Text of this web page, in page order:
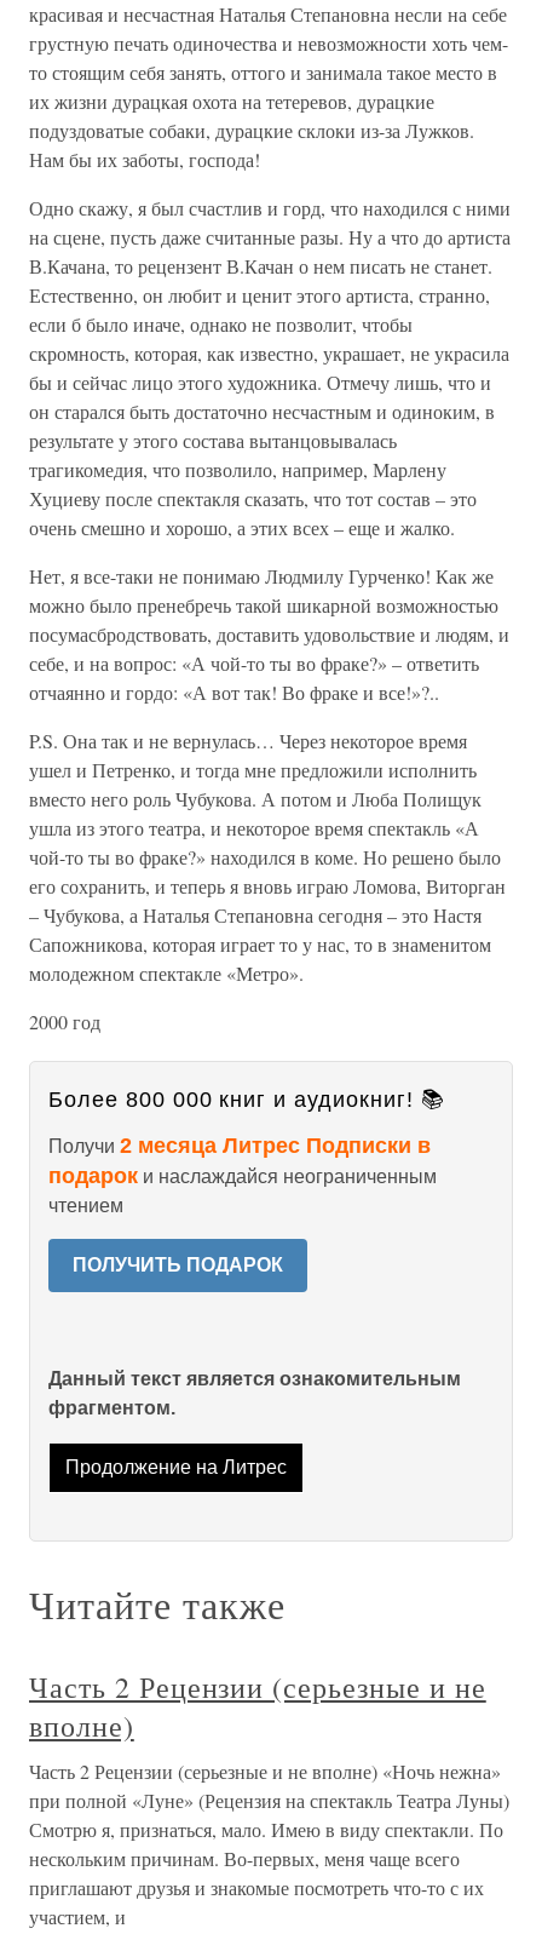
красивая и несчастная Наталья Степановна несли на себе
грустную печать одиночества и невозможности хоть чем-
то стоящим себя занять, оттого и занимала такое место в
их жизни дурацкая охота на тетеревов, дурацкие
подуздоватые собаки, дурацкие склоки из-за Лужков.
Нам бы их заботы, господа!
Одно скажу, я был счастлив и горд, что находился с ними
на сцене, пусть даже считанные разы. Ну а что до артиста
В.Качана, то рецензент В.Качан о нем писать не станет.
Естественно, он любит и ценит этого артиста, странно,
если б было иначе, однако не позволит, чтобы
скромность, которая, как известно, украшает, не украсила
бы и сейчас лицо этого художника. Отмечу лишь, что и
он старался быть достаточно несчастным и одиноким, в
результате у этого состава вытанцовывалась
трагикомедия, что позволило, например, Марлену
Хуциеву после спектакля сказать, что тот состав – это
очень смешно и хорошо, а этих всех – еще и жалко.
Нет, я все-таки не понимаю Людмилу Гурченко! Как же
можно было пренебречь такой шикарной возможностью
посумасбродствовать, доставить удовольствие и людям, и
себе, и на вопрос: «А чой-то ты во фраке?» – ответить
отчаянно и гордо: «А вот так! Во фраке и все!»?..
P.S. Она так и не вернулась… Через некоторое время
ушел и Петренко, и тогда мне предложили исполнить
вместо него роль Чубукова. А потом и Люба Полищук
ушла из этого театра, и некоторое время спектакль «А
чой-то ты во фраке?» находился в коме. Но решено было
его сохранить, и теперь я вновь играю Ломова, Виторган
– Чубукова, а Наталья Степановна сегодня – это Настя
Сапожникова, которая играет то у нас, то в знаменитом
молодежном спектакле «Метро».
2000 год
Более 800 000 книг и аудиокниг! 📚
Получи 2 месяца Литрес Подписки в
подарок и наслаждайся неограниченным
чтением
ПОЛУЧИТЬ ПОДАРОК
Данный текст является ознакомительным
фрагментом.
Продолжение на Литрес
Читайте также
Часть 2 Рецензии (серьезные и не
вполне)
Часть 2 Рецензии (серьезные и не вполне) «Ночь нежна»
при полной «Луне» (Рецензия на спектакль Театра Луны)
Смотрю я, признаться, мало. Имею в виду спектакли. По
нескольким причинам. Во-первых, меня чаще всего
приглашают друзья и знакомые посмотреть что-то с их
участием, и